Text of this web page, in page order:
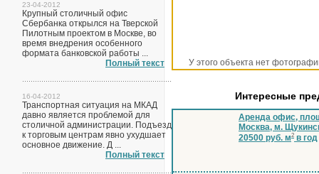
23-04-2012
Крупный столичный офис
Сбербанка открылся на Тверской
Пилотным проектом в Москве, во
время внедрения особенного
формата банковской работы ...
Полный текст
16-04-2012
Транспортная ситуация на МКАД
давно является проблемой для
столичной администрации. Подъезд
к торговым центрам явно ухудшает
основное движение. Д ...
Полный текст
У этого объекта нет
Интересные
Аренда офис,
Москва, м.
20500 руб. м2 в год